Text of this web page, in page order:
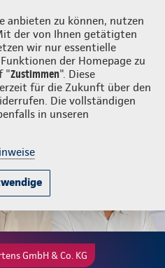
anbieten zu können, nutzen
der von Ihnen getätigten
wir nur essentielle
der Homepage zu
"Zustimmen". Diese
für die Zukunft über den
Die vollständigen
in unseren
KG Login
Wissenswertes Beratung &
GmbH & Co. KG